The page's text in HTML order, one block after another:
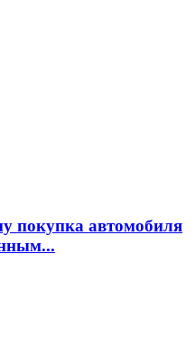
покупка автомобиля